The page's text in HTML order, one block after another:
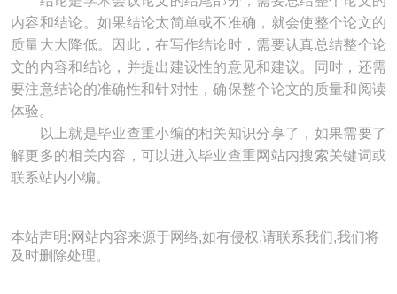
内容和结论。如果结论太简单或不准确，就会使整个论文的
质量大大降低。因此，在写作结论时，需要认真总结整个论
文的内容和结论，并提出建设性的意见和建议。同时，还需
要注意结论的准确性和针对性，确保整个论文的质量和阅读
体验。
以上就是毕业查重小编的相关知识分享了，如果需要了
解更多的相关内容，可以进入毕业查重网站内搜索关键词或
联系站内小编。
本站声明:网站内容来源于网络,如有侵权,请联系我们,我们将
及时删除处理。